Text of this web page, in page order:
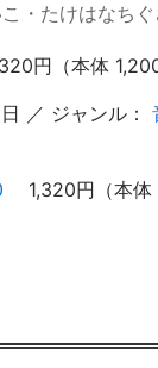
・たけはなち
円（本体 1,200
／ ジャンル：
1,320円（本体